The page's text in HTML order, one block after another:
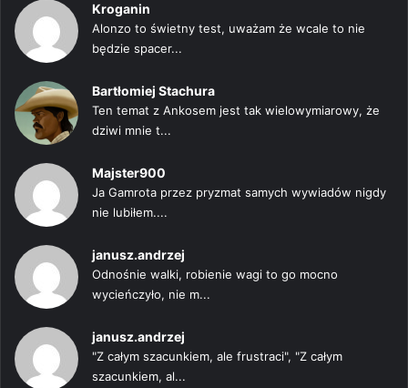
Kroganin
Alonzo to świetny test, uważam że wcale to nie
będzie spacer...
Bartłomiej Stachura
Ten temat z Ankosem jest tak wielowymiarowy, że
dziwi mnie t...
Majster900
Ja Gamrota przez pryzmat samych wywiadów nigdy
nie lubiłem....
janusz.andrzej
Odnośnie walki, robienie wagi to go mocno
wycieńczyło, nie m...
janusz.andrzej
"Z całym szacunkiem, ale frustraci", "Z całym
szacunkiem, al...